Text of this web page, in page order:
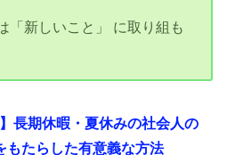
「新しいこと」 に取り組も
】長期休暇・夏休みの社会人の
もたらした有意義な方法